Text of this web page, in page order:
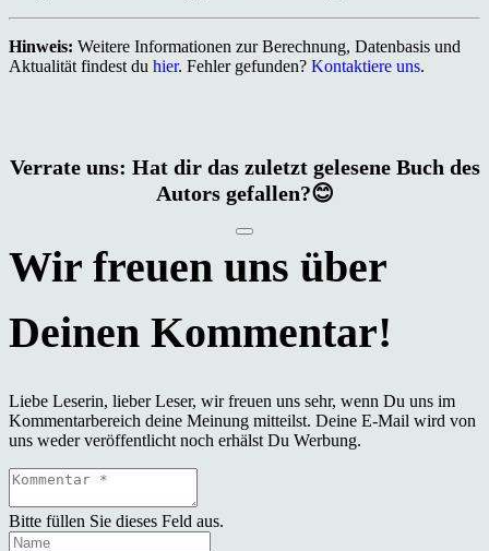
Hinweis: Weitere Informationen zur Berechnung, Datenbasis und
Aktualität findest du hier. Fehler gefunden? Kontaktiere uns.
Verrate uns: Hat dir das zuletzt gelesene Buch des
Autors gefallen?😊
Liebe Leserin, lieber Leser, wir freuen uns sehr, wenn Du uns im
Kommentarbereich deine Meinung mitteilst. Deine E-Mail wird von
uns weder veröffentlicht noch erhälst Du Werbung.
Bitte füllen Sie dieses Feld aus.